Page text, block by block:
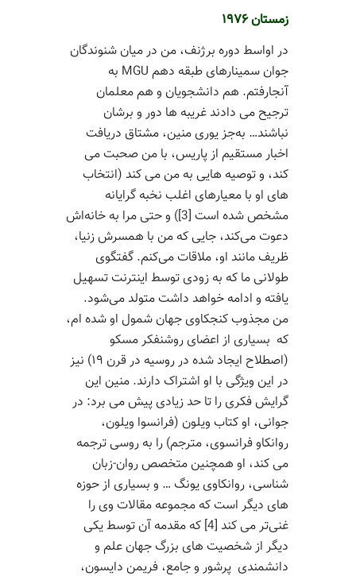
زمستان ۱۹۷۶
در اواسط دوره برژنف، من در میان شنوندگان
جوان سمینارهای طبقه دهم MGU به
آنجارفتم. هم دانشجویان و هم معلمان
ترجیح می دادند غریبه ها دور و برشان
نباشند… به‌جز یوری منین، مشتاق دریافت
اخبار مستقیم از پاریس، با من صحبت می
کند، و توصیه هایی به من می کند (انتخاب
های او با معیارهای اغلب نخبه گرایانه
مشخص شده است [3]) و حتی مرا به خانه‌اش
دعوت می‌کند، جایی که من با همسرش زنیا،
ظریف مانند او، ملاقات می‌کنم. گفتگوی
طولانی ما که به زودی توسط اینترنت تسهیل
یافته و ادامه خواهد داشت متولد می‌شود.
من مجذوب کنجکاوی جهان شمول او شده ام،
که بسیاری از اعضای روشنفکر مسکو
(اصطلاح ایجاد شده در روسیه در قرن ۱۹) نیز
در این ویژگی با او اشتراک دارند. منین این
گرایش فکری را تا حد زیادی پیش می برد: در
جوانی، او کتاب ویلون (فرانسوا ویلون،
روانکاو فرانسوی، مترجم) را به روسی ترجمه
می کند، او همچنین متخصص روان-زبان
شناسی، روانکاوی یونگ … و بسیاری از حوزه
های دیگر است که مجموعه مقالات وی را
غنی‌تر می کند [4] که مقدمه آن توسط یکی
دیگر از شخصیت های بزرگ جهان علم و
دانشمندی پرشور و جامع، فریمن دایسون،